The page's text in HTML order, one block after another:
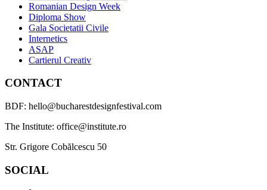
Romanian Design Week
Diploma Show
Gala Societatii Civile
Internetics
ASAP
Cartierul Creativ
CONTACT
BDF: hello@bucharestdesignfestival.com
The Institute: office@institute.ro
Str. Grigore Cobălcescu 50
SOCIAL